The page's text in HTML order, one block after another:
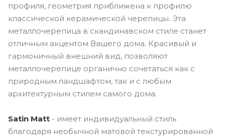
профиля, геометрия приближена к профилю
классической керамической черепицы. Эта
металлочерепица в скандинавском стиле станет
отличным акцентом Вашего дома. Красивый и
гармоничный внешний вид, позволяют
металлочерепице органично сочетаться как с
природным ландшафтом, так и с любым
архитектурным стилем самого дома.
Satin Matt - имеет индивидуальный стиль
благодаря необычной матовой текстурированной